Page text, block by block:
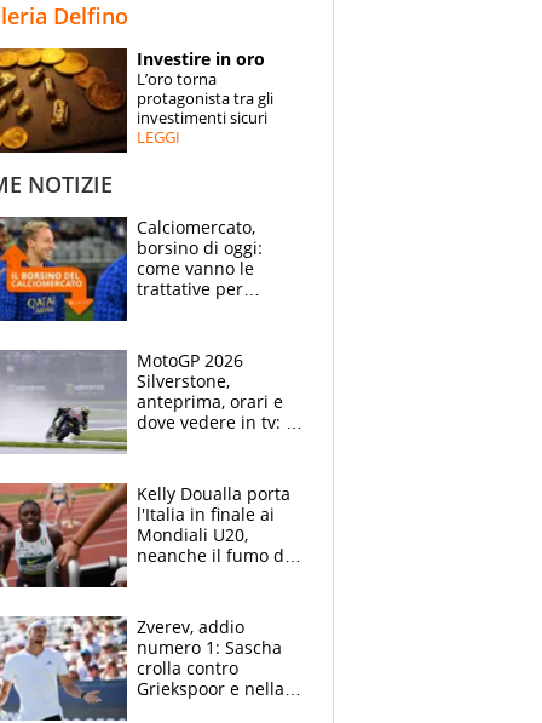
ESPERTI
CONTATTI
Delfino
Investire in oro
L’oro torna
protagonista tra gli
investimenti sicuri
LEGGI
NOTIZIE
Calciomercato,
borsino di oggi:
come vanno le
trattative per
e Nusa
MotoGP 2026
Silverstone,
anteprima, orari e
dove vedere in tv: il
apertissimo
Kelly Doualla porta
l'Italia in finale ai
Mondiali U20,
neanche il fumo di
Zverev, addio
numero 1: Sascha
crolla contro
Griekspoor e nella